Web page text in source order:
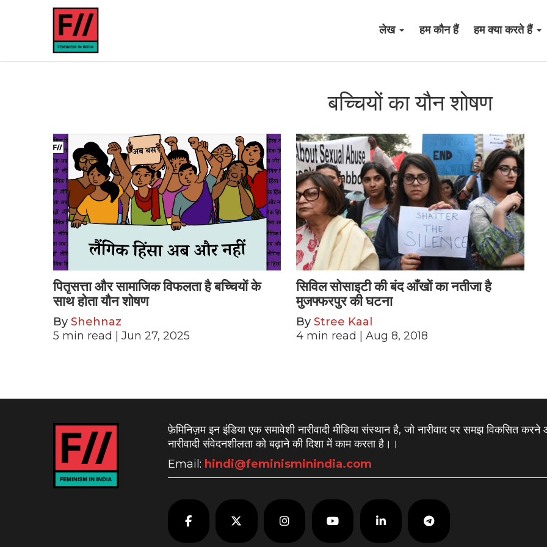
लेख हम कौन हैं हम क्या करते हैं
बच्चियों का यौन शोषण
पितृसत्ता और सामाजिक विफलता है बच्चियों के
साथ होता यौन शोषण
By Shehnaz
5 min read | Jun 27, 2025
सिविल सोसाइटी की बंद आँखों का नतीजा है
मुजफ्फरपुर की घटना
ByStree Kaal
4 min read | Aug 8, 2018
फ़ेमिनिज़म इन इंडिया एक समावेशी नारीवादी मीडिया संस्थान है, जो नारीवाद पर समझ विकसित
नारीवादी संवेदनशीलता को बढ़ाने की दिशा में काम करता है। ।
Email: hindi@feminisminindia.com